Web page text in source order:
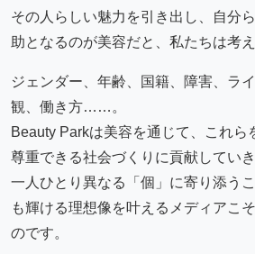
その人らしい魅力を引き出し、自分
助となるのが美容だと、私たちは考え
ジェンダー、年齢、国籍、障害、ラ
観、働き方……。
Beauty Parkは美容を通じて、これら
尊重できる社会づくりに貢献していき
一人ひとり異なる「個」に寄り添う
も輝ける理想像を叶えるメディアこ
のです。